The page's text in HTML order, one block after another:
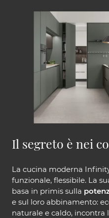
Il segreto è nei
La cucina moderna
funzionale, flessibile. La
basa in primis sulla
e sul loro abbinamento:
naturale e caldo, incontra